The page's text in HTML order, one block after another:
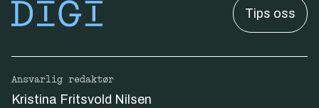
Tips oss
Ansvarlig redaktør
Kristina Fritsvold Nilsen